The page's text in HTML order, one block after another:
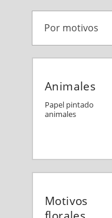
Por motivos
Animales
Papel pintado
animales
Motivos